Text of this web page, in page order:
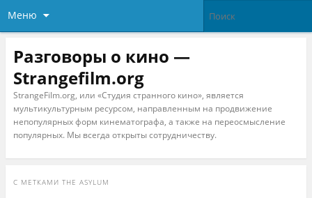
Меню
Разговоры о кино —
Strangefilm.org
StrangeFilm.org, или «Студия странного кино», является
мультикультурным ресурсом, направленным на продвижение
непопулярных форм кинематографа, а также на переосмысление
популярных. Мы всегда открыты сотрудничеству.
С МЕТКАМИ THE ASYLUM